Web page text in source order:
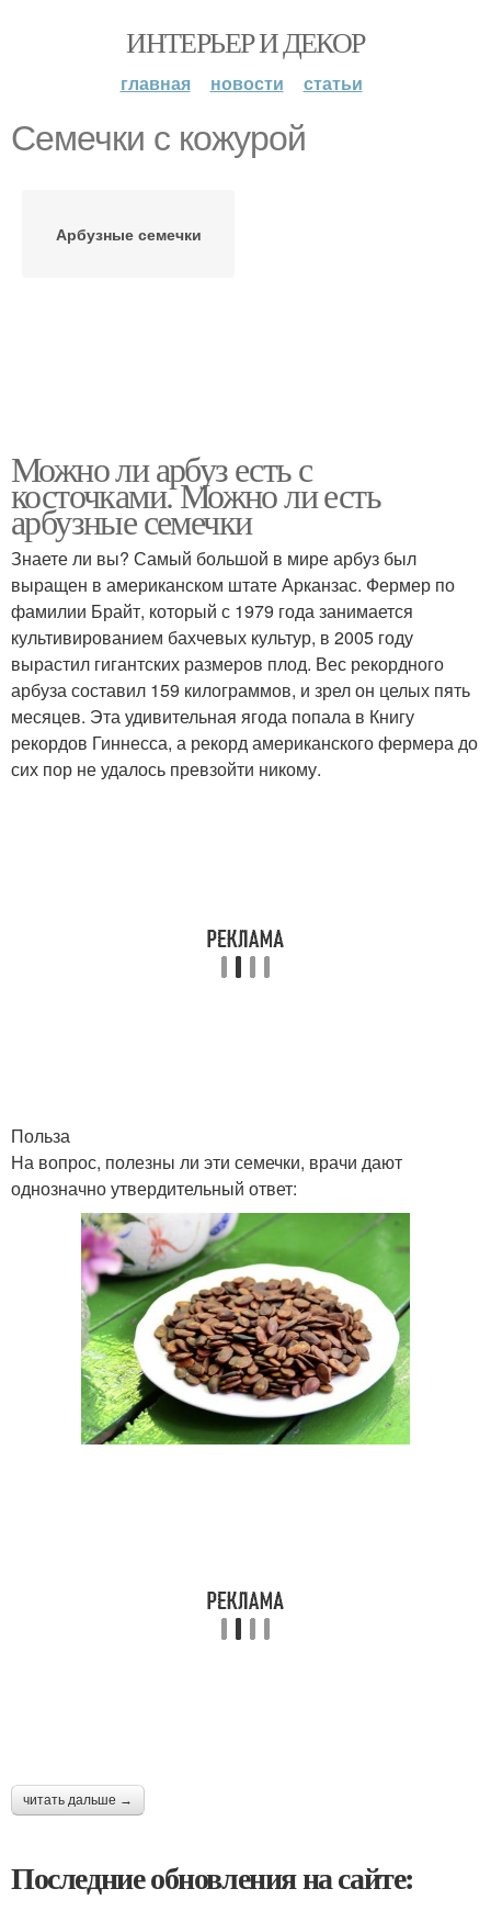
ИНТЕРЬЕР И ДЕКОР
главная новости статьи
Семечки с кожурой
Арбузные семечки
Можно ли арбуз есть с
косточками. Можно ли есть
арбузные семечки
Знаете ли вы? Самый большой в мире арбуз был
выращен в американском штате Арканзас. Фермер по
фамилии Брайт, который с 1979 года занимается
культивированием бахчевых культур, в 2005 году
вырастил гигантских размеров плод. Вес рекордного
арбуза составил 159 килограммов, и зрел он целых пять
месяцев. Эта удивительная ягода попала в Книгу
рекордов Гиннесса, а рекорд американского фермера до
сих пор не удалось превзойти никому.
Польза
На вопрос, полезны ли эти семечки, врачи дают
однозначно утвердительный ответ:
читать дальше →
Последние обновления на сайте: